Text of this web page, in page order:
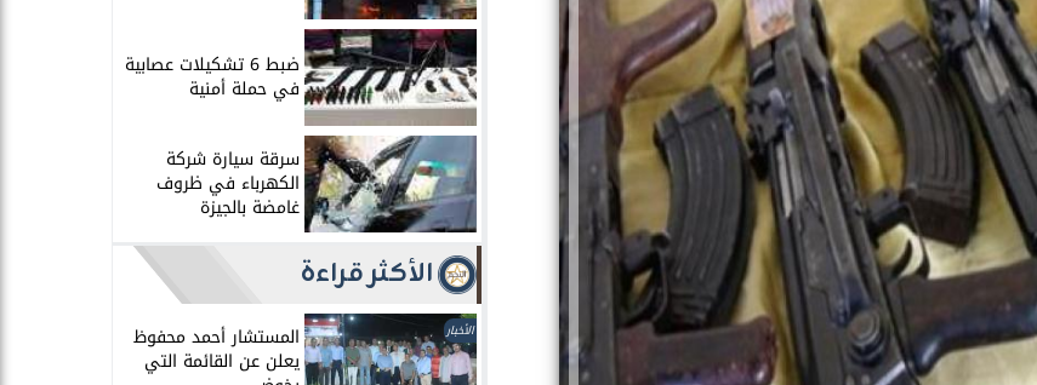
ضبط 6 تشكيلات عصابية
في حملة أمنية
سرقة سيارة شركة
الكهرباء في ظروف
غامضة بالجيزة
الأكثر قراءة
الأخبار المستشار أحمد محفوظ
يعلن عن القائمة التي